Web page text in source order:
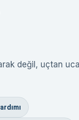
değil, uçtan uca